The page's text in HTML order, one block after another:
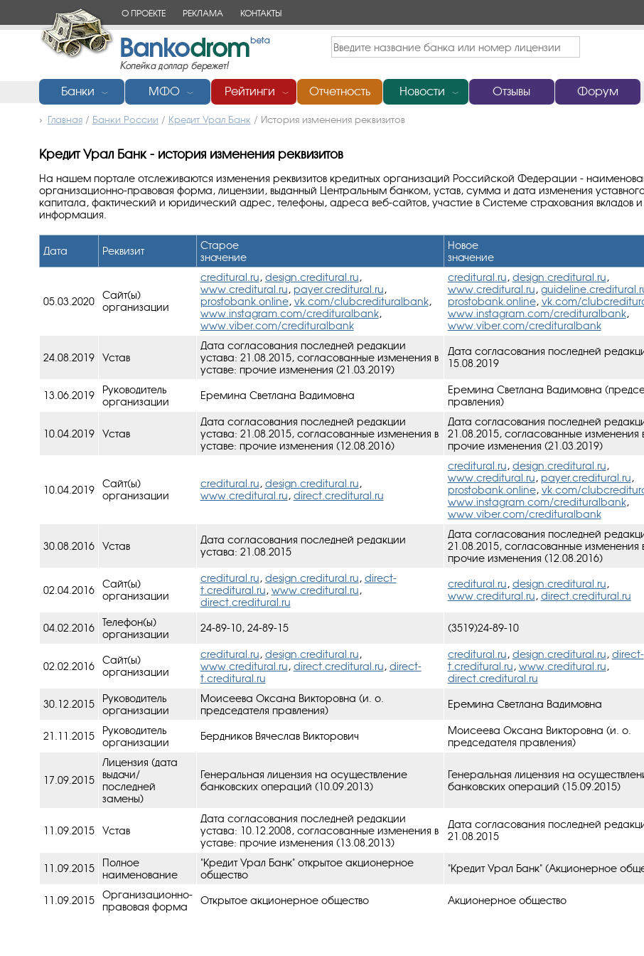
О ПРОЕКТЕ РЕКЛАМА КОНТАКТЫ
Банки ﹀ МФО ﹀ Рейтинги ﹀ Отчетность Новости ﹀ Отзывы Форум
Главная/ Банки России / Кредит Урал Банк / История изменения реквизитов
Кредит Урал Банк - история изменения реквизитов
На нашем портале отслеживаются изменения реквизитов кредитных организаций Российской Федерации -
организационно-правовая форма, лицензии, выданный Центральным банком, устав, сумма и дата изменения
капитала, фактический и юридический адрес, телефоны, адреса веб-сайтов, участие в Системе страхования вкладов
информация.
Дата Реквизит
Старое
значение
Новое
значение
05.03.2020
Сайт(ы)
организации
creditural.ru, design.creditural.ru,
www.creditural.ru, payer.creditural.ru,
prostobank.online, vk.com/clubcredituralbank,
www.instagram.com/credituralbank,
www.viber.com/credituralbank
creditural.ru, design.creditural.ru,
www.creditural.ru,
prostobank.online, vk.com/
www.instagram.com/credituralbank,
www.viber.com/credituralbank
24.08.2019 Устав
Дата согласования последней редакции
устава: 21.08.2015, cогласованные изменения в
уставe: прочие изменения (21.03.2019)
Дата согласования последней
15.08.2019
13.06.2019
Руководитель
организации
Еремина Светлана Вадимовна
Еремина Светлана Вадимовна
правления)
10.04.2019 Устав
Дата согласования последней редакции
устава: 21.08.2015, cогласованные изменения в
уставe: прочие изменения (12.08.2016)
Дата согласования последней
21.08.2015, cогласованные изменения
прочие изменения (21.03.2019)
10.04.2019
Сайт(ы)
организации
creditural.ru, design.creditural.ru,
www.creditural.ru, direct.creditural.ru
creditural.ru, design.creditural.ru,
www.creditural.ru, payer.creditural.ru,
prostobank.online, vk.com/
www.instagram.com/credituralbank,
www.viber.com/credituralbank
30.08.2016 Устав
Дата согласования последней редакции
устава: 21.08.2015
Дата согласования последней
21.08.2015, cогласованные изменения
прочие изменения (12.08.2016)
02.04.2016
Сайт(ы)
организации
creditural.ru, design.creditural.ru, direct-
t.creditural.ru, www.creditural.ru,
direct.creditural.ru
creditural.ru, design.creditural.ru,
www.creditural.ru, direct.creditural.ru
04.02.2016
Телефон(ы)
организации
24-89-10, 24-89-15 (3519)24-89-10
02.02.2016
Сайт(ы)
организации
creditural.ru, design.creditural.ru,
www.creditural.ru, direct.creditural.ru, direct-
t.creditural.ru
creditural.ru, design.creditural.ru, direct-
t.creditural.ru, www.creditural.ru,
direct.creditural.ru
30.12.2015
Руководитель
организации
Моисеева Оксана Викторовна (и. о.
председателя правления)
Еремина Светлана Вадимовна
21.11.2015
Руководитель
организации
Бердников Вячеслав Викторович
Моисеева Оксана Викторовна (и. о.
председателя правления)
17.09.2015
Лицензия (дата
выдачи/
последней
замены)
Генеральная лицензия на осуществление
банковских операций (10.09.2013)
Генеральная лицензия на
банковских операций (15.09.2015)
11.09.2015 Устав
Дата согласования последней редакции
устава: 10.12.2008, cогласованные изменения в
уставe: прочие изменения (13.08.2013)
Дата согласования последней
21.08.2015
11.09.2015
Полное
наименование
"Кредит Урал Банк" открытое акционерное
общество
"Кредит Урал Банк" (Акционерное
11.09.2015
Организационно-
правовая форма
Открытое акционерное общество Акционерное общество